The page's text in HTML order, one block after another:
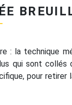
: la technique
qui sont collés
pour